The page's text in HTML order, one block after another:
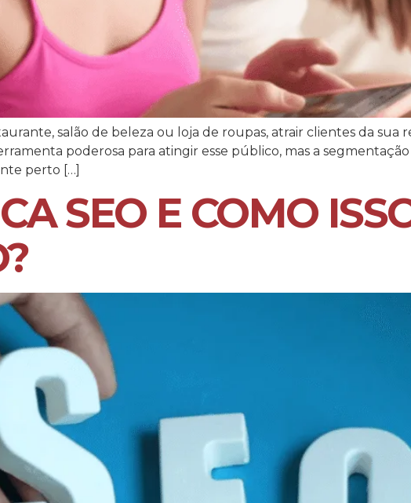
salão de beleza ou loja de roupas, atrair clientes da sua
poderosa para atingir esse público, mas a
perto […]
SEO E COMO